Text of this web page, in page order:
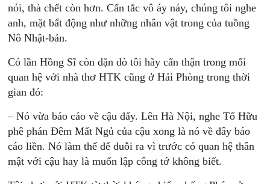
nói, thà chết còn hơn. Cẩn tắc vô áy náy, chúng tôi nghe
anh, mặt bất động như những nhân vật trong của tuồng
Nô Nhật-bản.
Có lần Hồng Sĩ còn dặn dò tôi hãy cẩn thận trong mối
quan hệ với nhà thơ HTK cũng ở Hải Phòng trong thời
gian đó:
– Nó vừa báo cáo về cậu đấy. Lên Hà Nội, nghe Tố Hữu
phê phán Ðêm Mất Ngủ của cậu xong là nó về đây báo
cáo liền. Nó làm thế để duỗi ra vì trước có quan hệ thân
mật với cậu hay là muốn lập công tớ không biết.